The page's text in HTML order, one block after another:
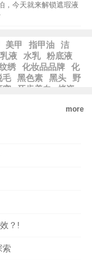
，今天就来解锁遮瑕液
美甲 指甲油
洁
乳液 水乳
粉底液
绣 化妆品品牌
化
毛 黑色素 黑头
野
窝 牙齿美白
烤瓷
more
？!
索